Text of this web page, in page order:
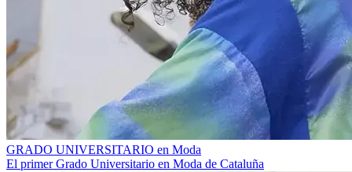
GRADO UNIVERSITARIO en Moda
El primer Grado Universitario en Moda de Cataluña